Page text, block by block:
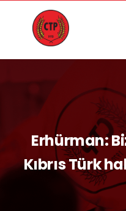
Erhürman:
Kıbrıs Türk